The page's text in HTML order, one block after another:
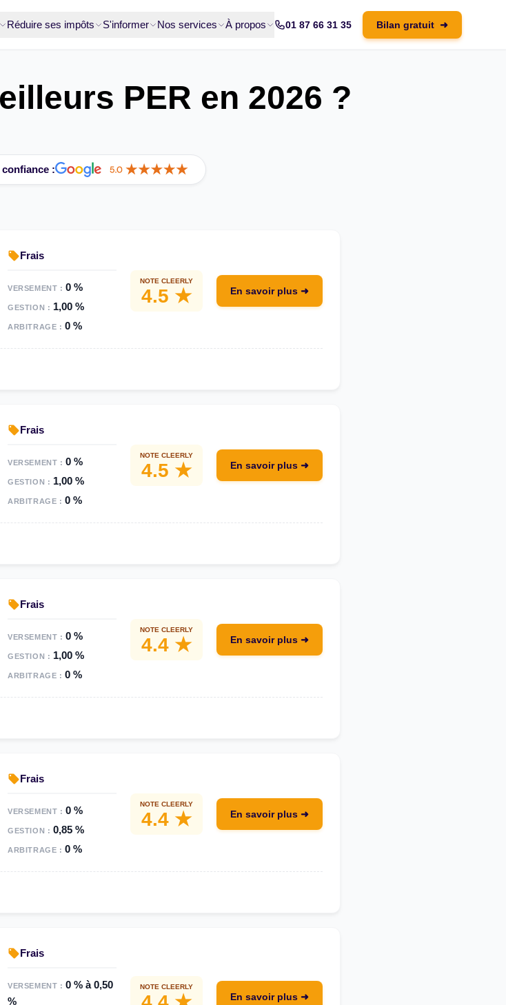
Réduire ses impôts S'informer Nos services À propos 01 87 66 31 35 Bilan gratuit ➜
PER en 2026 ?
:
Frais
VERSEMENT : 0 %
GESTION : 1,00 %
ARBITRAGE : 0 %
NOTE CLEERLY
4.5 ★ En savoir plus ➜
Frais
VERSEMENT : 0 %
GESTION : 1,00 %
ARBITRAGE : 0 %
NOTE CLEERLY
4.5 ★ En savoir plus ➜
Frais
VERSEMENT : 0 %
GESTION : 1,00 %
ARBITRAGE : 0 %
NOTE CLEERLY
4.4 ★ En savoir plus ➜
Frais
VERSEMENT : 0 %
GESTION : 0,85 %
ARBITRAGE : 0 %
NOTE CLEERLY
4.4 ★ En savoir plus ➜
Frais
VERSEMENT : 0 % à 0,50
%
NOTE CLEERLY
En savoir plus ➜